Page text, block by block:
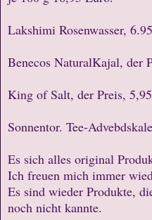
Lakshimi Rosenwasser,
Benecos NaturalKajal, der
King of Salt, der Preis,
Sonnentor. Tee-
Es sich alles original
Ich freuen mich immer
Es sind wieder Produkte,
noch nicht kannte.